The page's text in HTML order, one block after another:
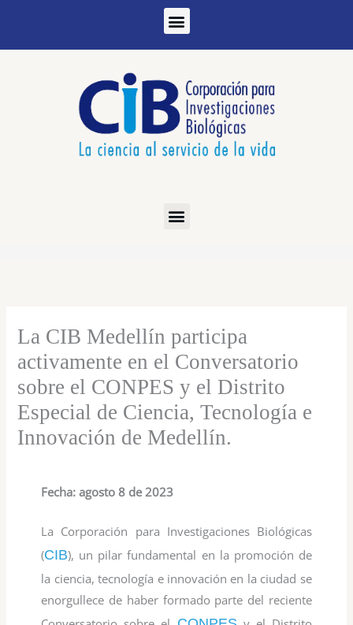
La CIB Medellín participa
activamente en el Conversatorio
sobre el CONPES y el Distrito
Especial de Ciencia, Tecnología e
Innovación de Medellín.
Fecha: agosto 8 de 2023
La Corporación para Investigaciones Biológicas
(CIB), un pilar fundamental en la promoción de
la ciencia, tecnología e innovación en la ciudad se
enorgullece de haber formado parte del reciente